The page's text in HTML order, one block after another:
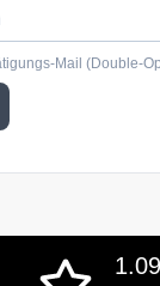
Mail (Double-